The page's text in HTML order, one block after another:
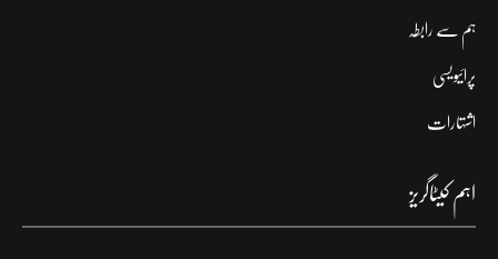
ہم سے رابطہ
پرائیویسی
اشتہارات
اہم کیٹاگریز